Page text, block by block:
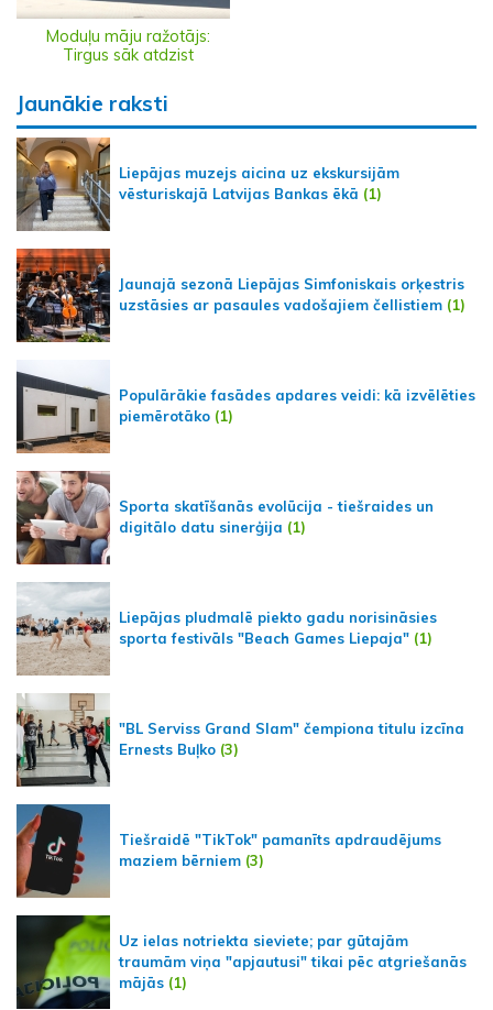
Moduļu māju ražotājs:
Tirgus sāk atdzist
Jaunākie raksti
Liepājas muzejs aicina uz ekskursijām
vēsturiskajā Latvijas Bankas ēkā (1)
Jaunajā sezonā Liepājas Simfoniskais orķestris
uzstāsies ar pasaules vadošajiem čellistiem (1)
Populārākie fasādes apdares veidi: kā izvēlēties
piemērotāko (1)
Sporta skatīšanās evolūcija - tiešraides un
digitālo datu sinerģija (1)
Liepājas pludmalē piekto gadu norisināsies
sporta festivāls "Beach Games Liepaja" (1)
"BL Serviss Grand Slam" čempiona titulu izcīna
Ernests Buļko (3)
Tiešraidē "TikTok" pamanīts apdraudējums
maziem bērniem (3)
Uz ielas notriekta sieviete; par gūtajām
traumām viņa "apjautusi" tikai pēc atgriešanās
mājās (1)